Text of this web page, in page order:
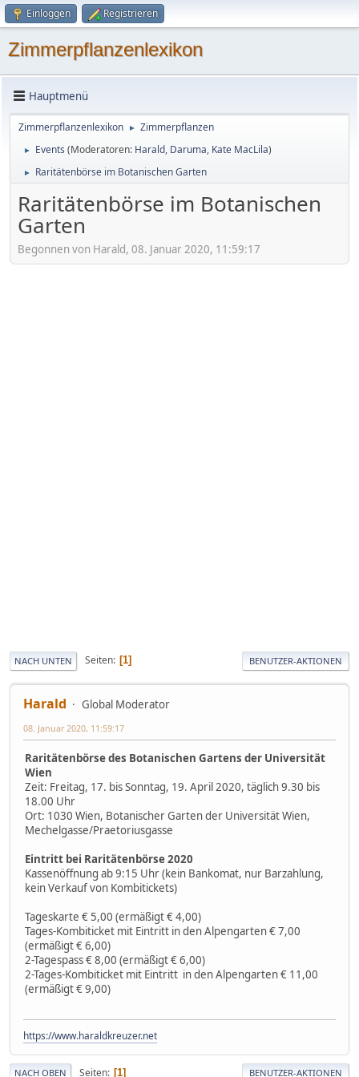
Einloggen Registrieren
Zimmerpflanzenlexikon
Hauptmenü
Zimmerpflanzenlexikon ► Zimmerpflanzen
► Events (Moderatoren: Harald, Daruma, Kate MacLila)
► Raritätenbörse im Botanischen Garten
Raritätenbörse im Botanischen
Garten
Begonnen von Harald, 08. Januar 2020, 11:59:17
NACH UNTEN Seiten 1 BENUTZER-AKTIONEN
Harald Global Moderator
08. Januar 2020, 11:59:17
Raritätenbörse des Botanischen Gartens der Universität
Wien
Zeit: Freitag, 17. bis Sonntag, 19. April 2020, täglich 9.30 bis
18.00 Uhr
Ort: 1030 Wien, Botanischer Garten der Universität Wien,
Mechelgasse/Praetoriusgasse
Eintritt bei Raritätenbörse 2020
Kassenöffnung ab 9:15 Uhr (kein Bankomat, nur Barzahlung,
kein Verkauf von Kombitickets)
Tageskarte € 5,00 (ermäßigt € 4,00)
Tages-Kombiticket mit Eintritt in den Alpengarten € 7,00
(ermäßigt € 6,00)
2-Tagespass € 8,00 (ermäßigt € 6,00)
2-Tages-Kombiticket mit Eintritt in den Alpengarten € 11,00
(ermäßigt € 9,00)
https://www.haraldkreuzer.net
NACH OBEN Seiten 1 BENUTZER-AKTIONEN